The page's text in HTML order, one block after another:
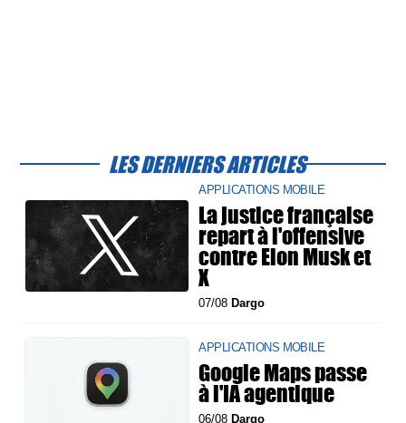
LES DERNIERS ARTICLES
APPLICATIONS MOBILE
La justice française
repart à l'offensive
contre Elon Musk et
X
07/08Dargo
APPLICATIONS MOBILE
Google Maps passe
à l'IA agentique
06/08 Dargo